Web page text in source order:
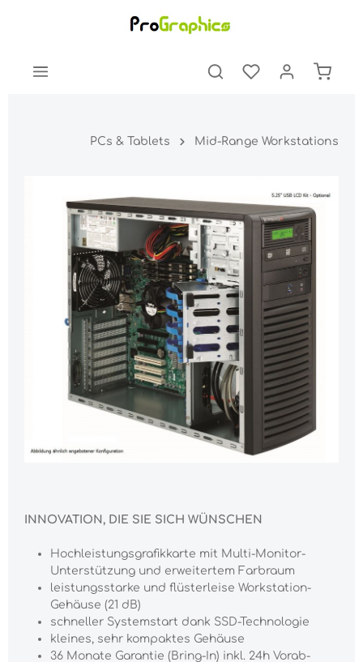
PCs & Tablets Mid-Range Workstations
INNOVATION, DIE SIE SICH WÜNSCHEN
Hochleistungsgrafikkarte mit Multi-Monitor-
Unterstützung und erweitertem Farbraum
leistungsstarke und flüsterleise Workstation-
Gehäuse (21 dB)
schneller Systemstart dank SSD-Technologie
kleines, sehr kompaktes Gehäuse
36 Monate Garantie (Bring-In) inkl. 24h Vorab-